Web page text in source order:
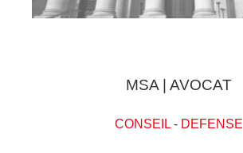
MSA | AVOCAT
CONSEIL- DEFENSE